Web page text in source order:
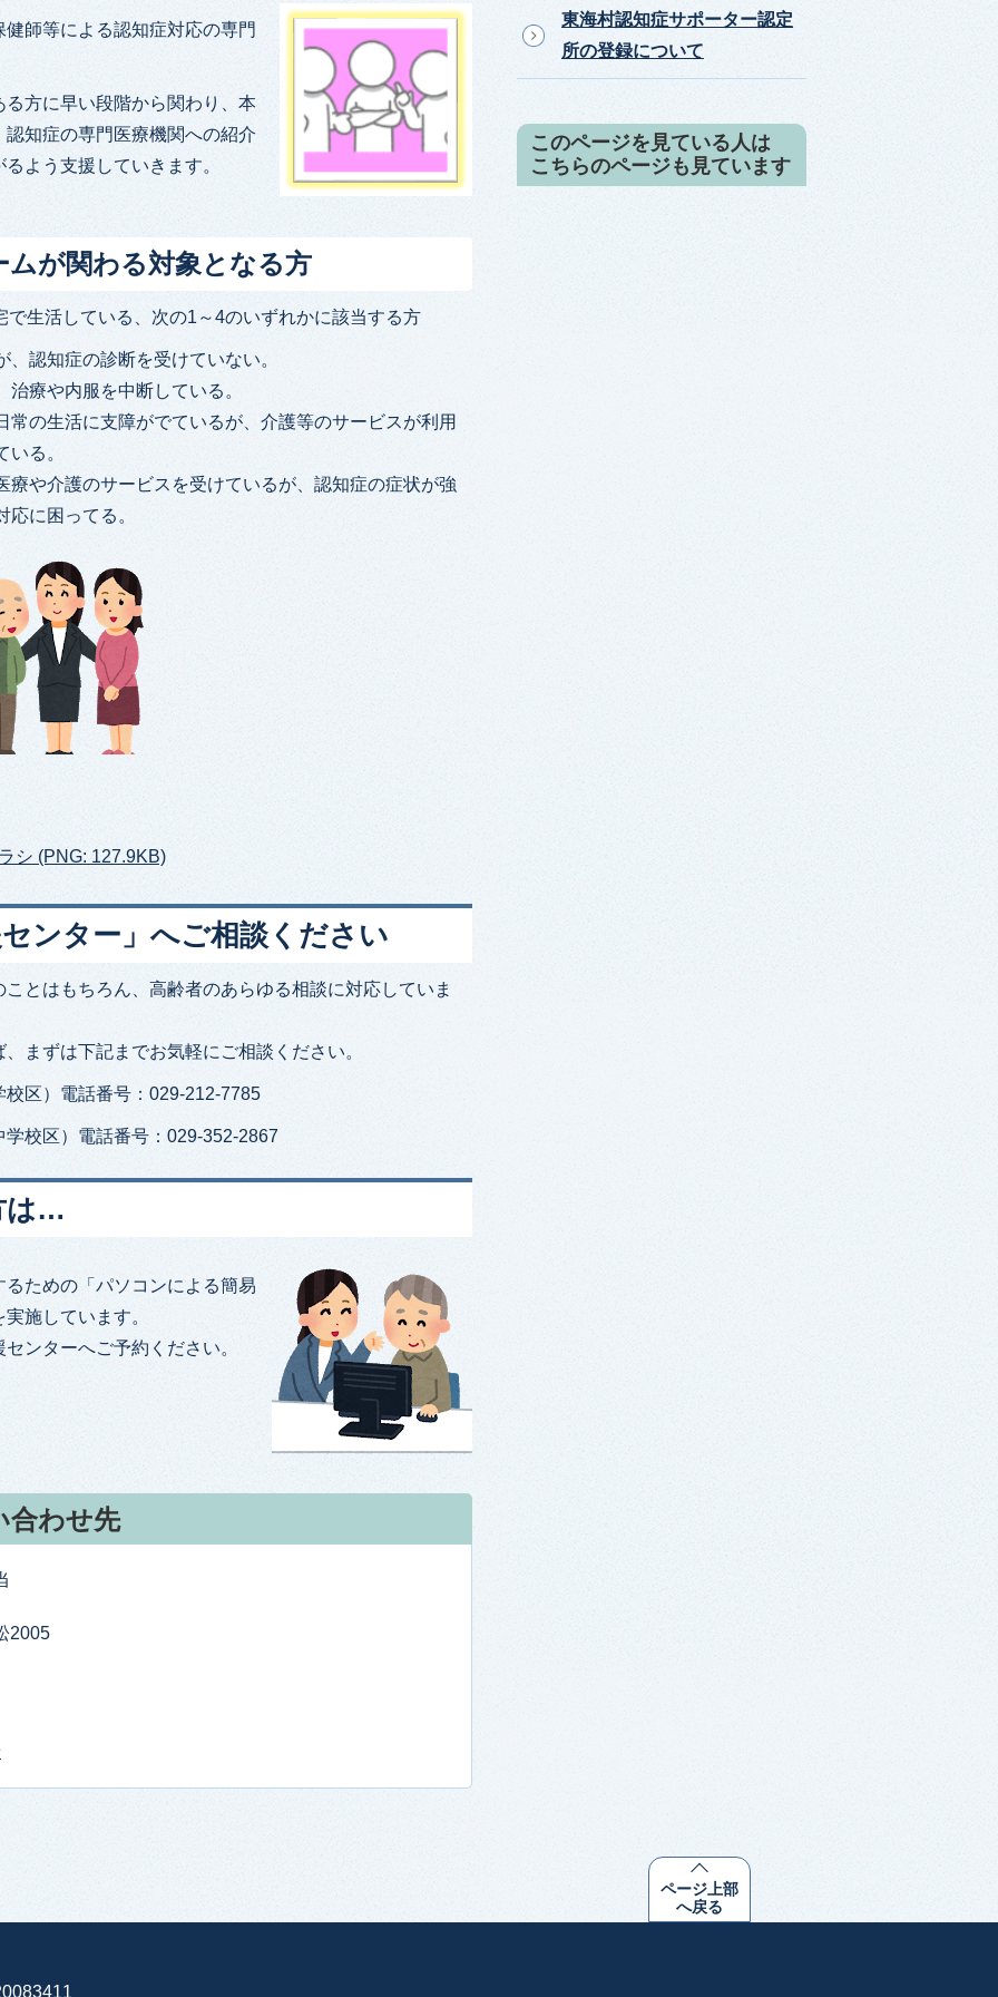
師等による認知症対応の専門
方に早い段階から関わり、本
知症の専門医療機関への紹介
よう支援していきます。
ムが関わる対象となる方
生活している、次の1～4のいずれかに該当する方
認知症の診断を受けていない。
療や内服を中断している。
常の生活に支障がでているが、介護等のサービスが利用
る。
療や介護のサービスを受けているが、認知症の症状が強
に困ってる。
シ (PNG: 127.9KB)
ンター」へご相談ください
とはもちろん、高齢者のあらゆる相談に対応していま
まずは下記までお気軽にご相談ください。
区）電話番号：029-212-7785
校区）電話番号：029-352-2867
は…
ための「パソコンによる簡易
施しています。
ンターへご予約ください。
合わせ先
2005
東海村認知症サポーター認定
所の登録について
このページを見ている人は
こちらのページも見ています
ページ上部
へ戻る